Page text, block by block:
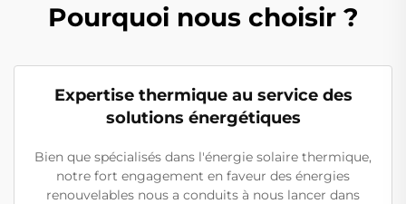
Pourquoi nous choisir ?
Expertise thermique au service des
solutions énergétiques
Bien que spécialisés dans l'énergie solaire thermique,
notre fort engagement en faveur des énergies
renouvelables nous a conduits à nous lancer dans